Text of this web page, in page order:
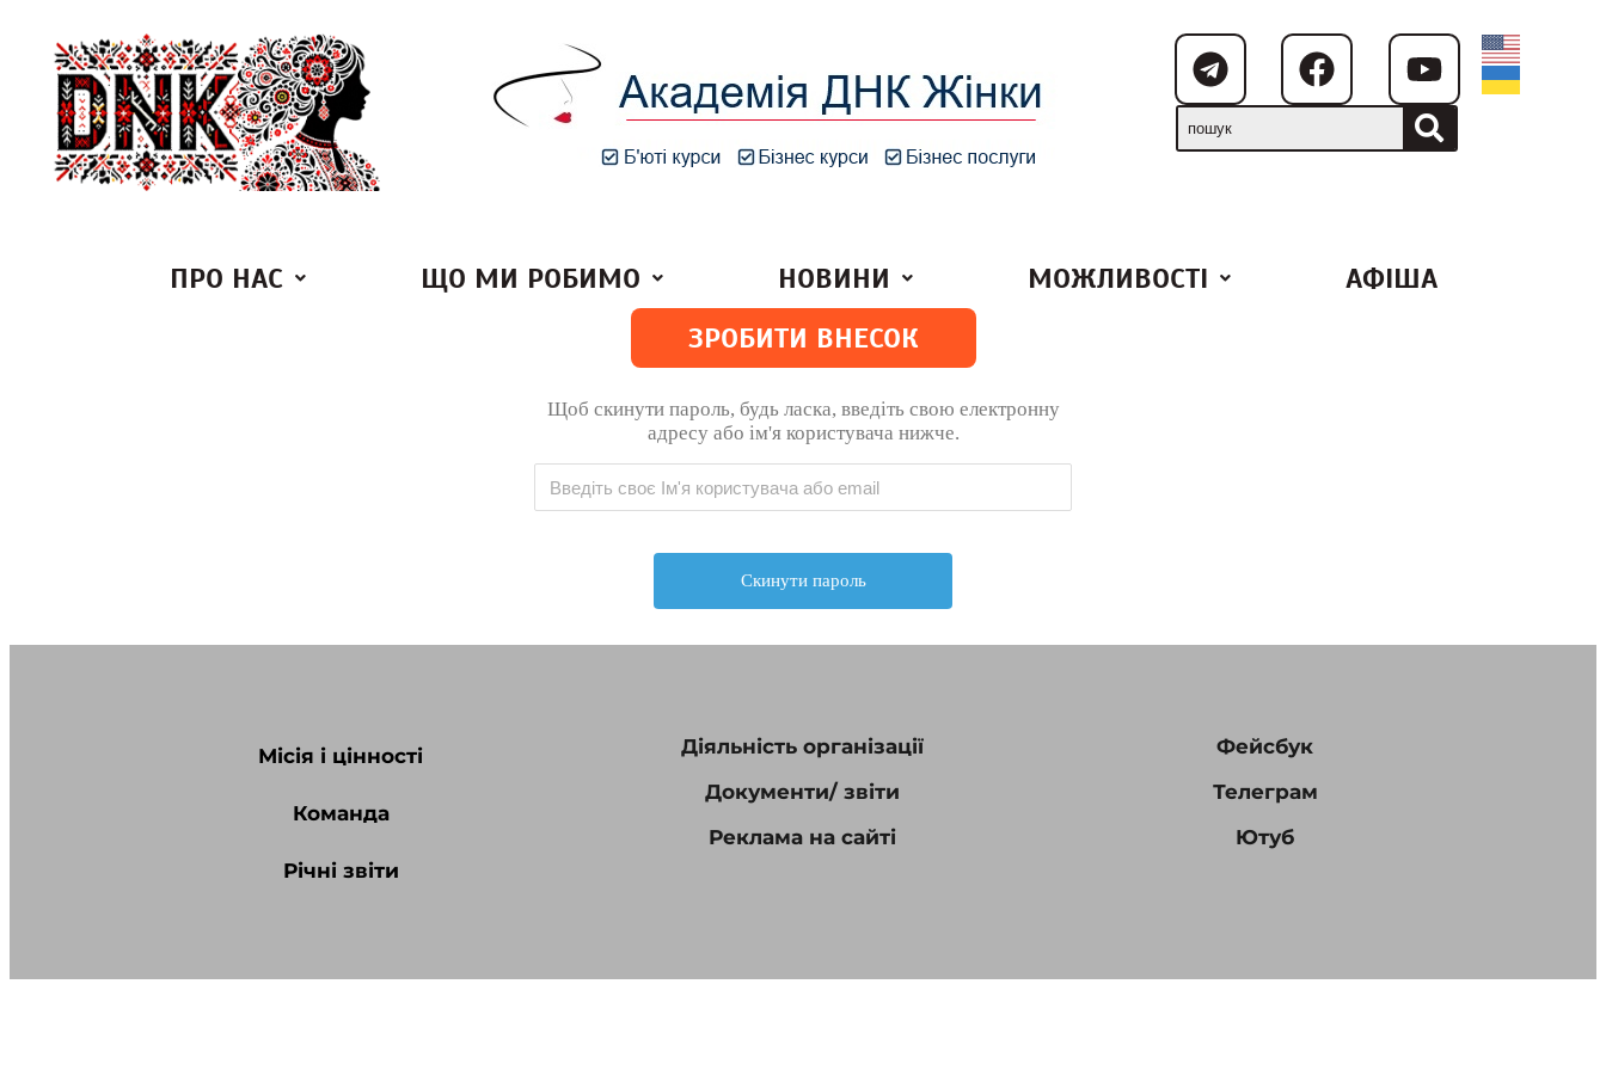
ПРО НАС ЩО МИ РОБИМО НОВИНИ МОЖЛИВОСТІ
АФІША
ЗРОБИТИ ВНЕСОК
Щоб скинути пароль, будь ласка, введіть свою електронну
адресу або ім'я користувача нижче.
Місія і цінності
Команда
Річні звіти
Діяльність організації
Документи/ звіти
Реклама на сайті
Фейсбук
Телеграм
Ютуб